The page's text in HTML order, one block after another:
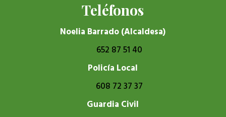
Teléfonos
Noelia Barrado (Alcaldesa)
652 87 51 40
Policía Local
608 72 37 37
Guardia Civil